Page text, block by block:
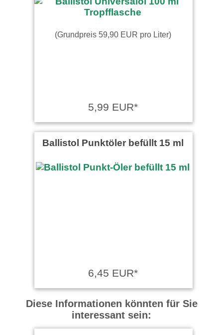
(Grundpreis 59,90 EUR pro Liter)
5,99 EUR*
Ballistol Punktöler befüllt 15 ml
6,45 EUR*
Diese Informationen könnten für Sie
interessant sein: